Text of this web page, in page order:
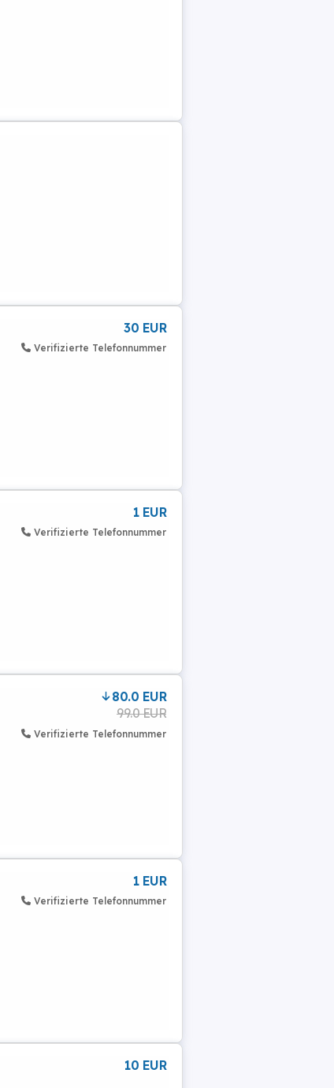
30 EUR
Verifizierte Telefonnummer
1 EUR
Verifizierte Telefonnummer
80.0 EUR
99.0 EUR
Verifizierte Telefonnummer
1 EUR
Verifizierte Telefonnummer
10 EUR